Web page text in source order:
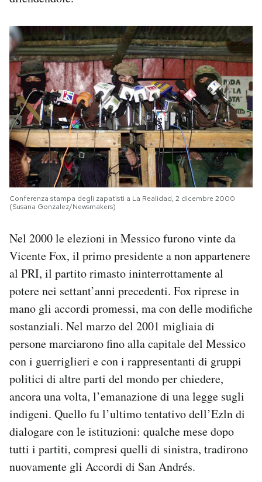
Conferenza stampa degli zapatisti a La Realidad, 2 dicembre 2000
(Susana Gonzalez/Newsmakers)
Nel 2000 le elezioni in Messico furono vinte da
Vicente Fox, il primo presidente a non appartenere
al PRI, il partito rimasto ininterrottamente al
potere nei settant’anni precedenti. Fox riprese in
mano gli accordi promessi, ma con delle modifiche
sostanziali. Nel marzo del 2001 migliaia di
persone marciarono fino alla capitale del Messico
con i guerriglieri e con i rappresentanti di gruppi
politici di altre parti del mondo per chiedere,
ancora una volta, l’emanazione di una legge sugli
indigeni. Quello fu l’ultimo tentativo dell’Ezln di
dialogare con le istituzioni: qualche mese dopo
tutti i partiti, compresi quelli di sinistra, tradirono
nuovamente gli Accordi di San Andrés.